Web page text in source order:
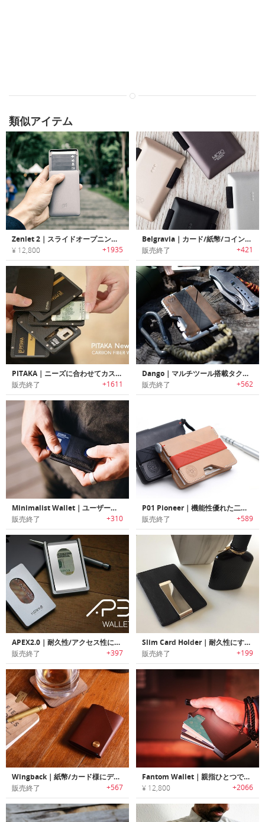
類似アイテム
Zenlet 2｜スライドオープニング機能搭載クイックアクセスアルミウォレット「ゼンレット2」
¥ 12,800 +1935
Belgravia｜カード/紙幣/コインを収納可能なRFIDブロッキング機能搭載アルミニウムボディウォレット「ベルグラビア」
販売終了 +421
PITAKA｜ニーズに合わせてカスタマイズ可能なモジュラー式カーボンファイバースリムウォレット「ピタカ」
販売終了 +1611
Dango｜マルチツール搭載タクティカルウォレット「ダンゴ」
販売終了 +562
Minimalist Wallet｜ユーザーフレンドリーなミニマルデザインレザーウォレット
販売終了 +310
P01 Pioneer｜機能性優れた二つ折りウォレット/ペンセット「P01パイオニア」
販売終了 +589
APEX2.0｜耐久性/アクセス性に優れたRFID保護機能搭載メタルスリムウォレット「アペックス2.0」
販売終了 +397
Slim Card Holder｜耐久性にすぐれたカフレザーを使用したミニマルデザインのマネークリップ付きカードホルダー
販売終了 +199
Wingback｜紙幣/カード様にデザインされたロール式レザーウォレット「ウィングバック」
販売終了 +567
Fantom Wallet｜親指ひとつでクイックアクセス可能なスリムウォレット「ファントムウォレット」
¥ 12,800 +2066